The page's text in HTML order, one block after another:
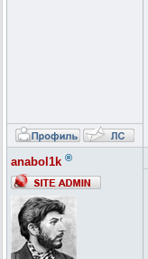
anabol1k ®